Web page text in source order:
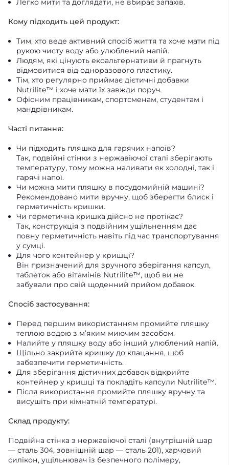
Легко мити та доглядати, не вбирає запахів.
Кому підходить цей продукт:
Тим, хто веде активний спосіб життя та хоче мати під
рукою чисту воду або улюблений напій.
Людям, які цінують екоальтернативи й прагнуть
відмовитися від одноразового пластику.
Тім, хто регулярно приймає дієтичні добавки
Nutrilite™ і хоче мати їх завжди поруч.
Офісним працівникам, спортсменам, студентам і
мандрівникам.
Часті питання:
Чи підходить пляшка для гарячих напоїв?
Так, подвійні стінки з нержавіючої сталі зберігають
температуру, тому можна наливати як холодні, так і
гарячі напої.
Чи можна мити пляшку в посудомийній машині?
Рекомендовано мити вручну, щоб зберегти блиск і
герметичність кришки.
Чи герметична кришка дійсно не протікає?
Так, конструкція з подвійним ущільненням дає
повну герметичність навіть під час транспортування
у сумці.
Для чого контейнер у кришці?
Він призначений для зручного зберігання капсул,
таблеток або вітамінів Nutrilite™, щоб ви не
забували про свій щоденний прийом добавок.
Спосіб застосування:
Перед першим використанням промийте пляшку
теплою водою з м’яким миючим засобом.
Налийте у пляшку воду або інший улюблений напій.
Щільно закрийте кришку до клацання, щоб
забезпечити герметичність.
Для зберігання дієтичних добавок відкрийте
контейнер у кришці та покладіть капсули Nutrilite™.
Після використання промийте пляшку вручну та
висушіть при кімнатній температурі.
Склад продукту:
Подвійна стінка з нержавіючої сталі (внутрішній шар
— сталь 304, зовнішній шар — сталь 201), харчовий
силікон, ущільнювач із безпечного полімеру,